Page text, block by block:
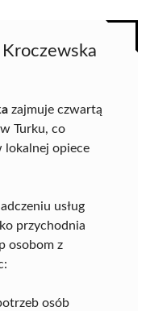
zajmuje czwartą
Turku, co
lokalnej opiece
usług
przychodnia
osobom z
osób